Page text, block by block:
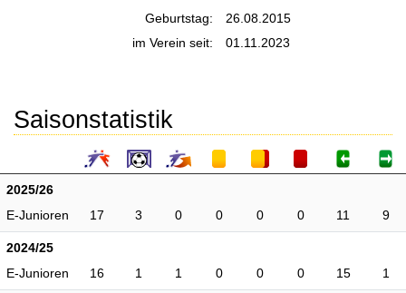
Geburtstag:
26.08.2015
im Verein seit:
01.11.2023
Saisonstatistik
2025/26
E-Junioren
17 3 0 0 0 0 11 9
2024/25
E-Junioren
16 1 1 0 0 0 15 1